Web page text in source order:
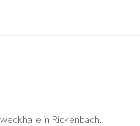
in Rickenbach.